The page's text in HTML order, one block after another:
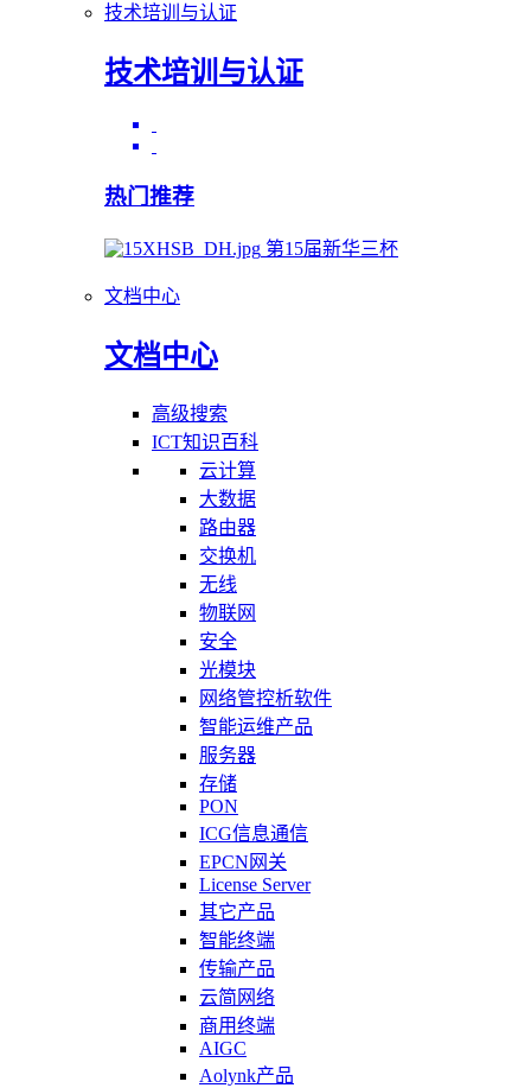
技术培训与认证
技术培训与认证
热门推荐
第15届新华三杯
文档中心
文档中心
高级搜索
ICT知识百科
云计算
大数据
路由器
交换机
无线
物联网
安全
光模块
网络管控析软件
智能运维产品
服务器
存储
PON
ICG信息通信
EPCN网关
License Server
其它产品
智能终端
传输产品
云简网络
商用终端
AIGC
Aolynk产品